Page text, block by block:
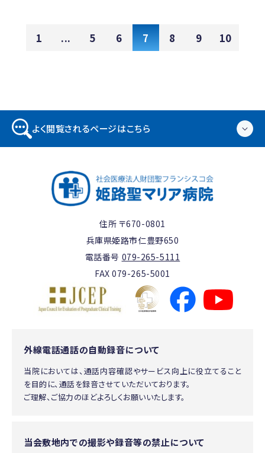
1 ... 5 6 7 8 9 10
よく閲覧されるページはこちら
住所 〒670-0801
兵庫県姫路市仁豊野650
電話番号 079-265-5111
FAX 079-265-5001
外線電話通話の自動録音について
当院においては、通話内容確認やサービス向上に役立てること
を目的に、通話を録音させていただいております。
ご理解、ご協力のほどよろしくお願いいたします。
当会敷地内での撮影や録音等の禁止について